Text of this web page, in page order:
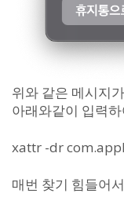
위와 같은 메시지
아래와같이 입력
xattr -dr
매번 찾기 힘들어